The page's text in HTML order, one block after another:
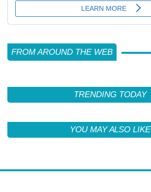
FROM AROUND THE WEB
TRENDING TODAY
YOU MAY ALSO LIKE